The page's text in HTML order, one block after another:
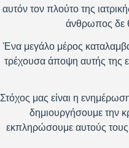
αυτόν τον πλούτο της
άνθρωπος δε
Ένα μεγάλο μέρος
τρέχουσα άποψη αυτής της
Στόχος μας είναι η
δημιουργήσουμε την
εκπληρώσουμε αυτούς τους